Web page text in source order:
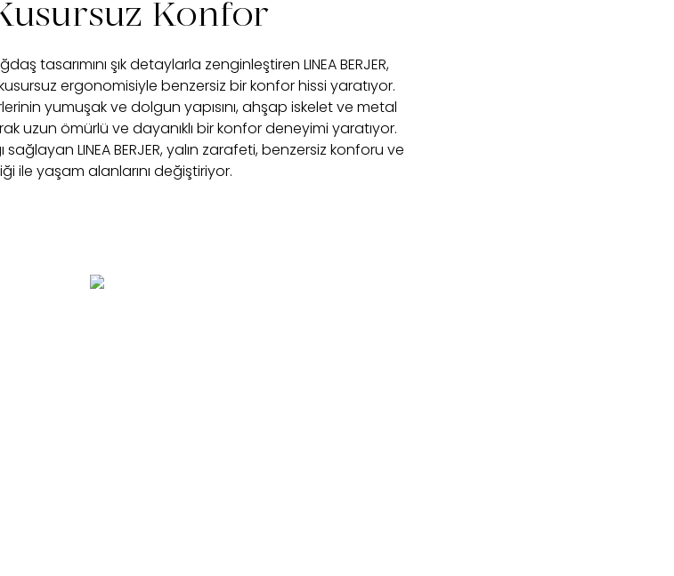
Konfor
tasarımını şık detaylarla zenginleştiren LINEA BERJER,
ergonomisiyle benzersiz bir konfor hissi yaratıyor.
yumuşak ve dolgun yapısını, ahşap iskelet ve metal
uzun ömürlü ve dayanıklı bir konfor deneyimi yaratıyor.
LINEA BERJER, yalın zarafeti, benzersiz konforu ve
ile yaşam alanlarını değiştiriyor.